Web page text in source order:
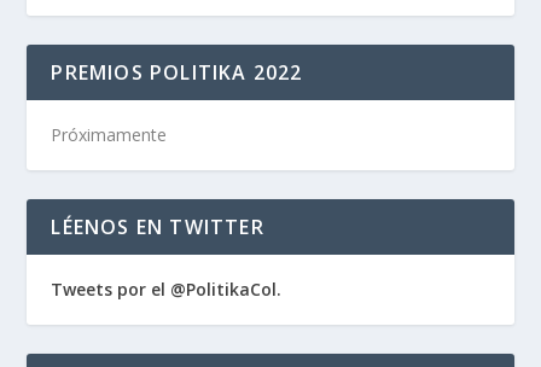
PREMIOS POLITIKA 2022
Próximamente
LÉENOS EN TWITTER
Tweets por el @PolitikaCol.